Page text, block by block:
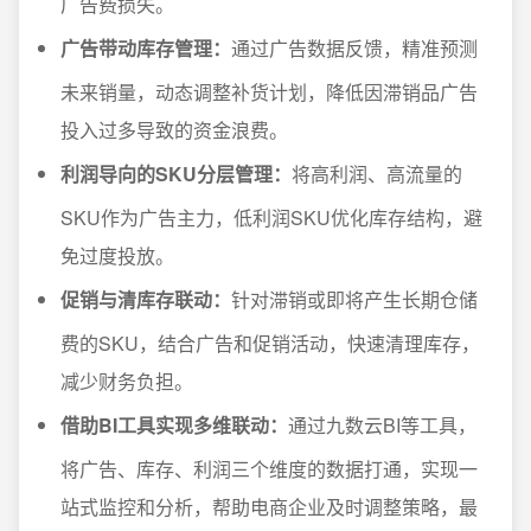
广告带动库存管理： 通过广告数据反馈，精准预测
未来销量，动态调整补货计划，降低因滞销品广告
投入过多导致的资金浪费。
利润导向的SKU分层管理： 将高利润、高流量的
SKU作为广告主力，低利润SKU优化库存结构，避
免过度投放。
促销与清库存联动： 针对滞销或即将产生长期仓储
费的SKU，结合广告和促销活动，快速清理库存，
减少财务负担。
借助BI工具实现多维联动： 通过九数云BI等工具，
将广告、库存、利润三个维度的数据打通，实现一
站式监控和分析，帮助电商企业及时调整策略，最